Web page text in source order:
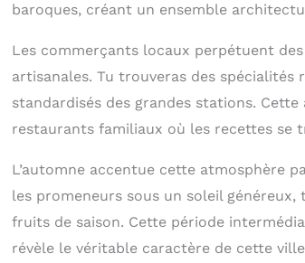
baroques, créant un ensemble
Les commerçants locaux perpétuent
artisanales. Tu trouveras des
standardisés des grandes stations.
restaurants familiaux où les recettes se
L’automne accentue cette atmosphère
les promeneurs sous un soleil
fruits de saison. Cette période
révèle le véritable caractère de cette